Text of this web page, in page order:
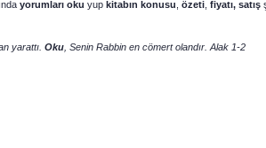
yorumları oku yup kitabın konusu özeti fiyatı, satış
yarattı. Oku , Senin Rabbin en cömert olandır. Alak 1-2